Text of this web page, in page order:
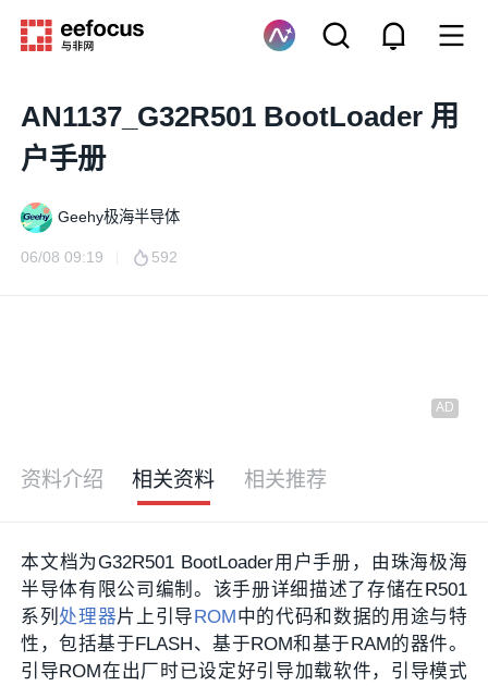
AN1137_G32R501 BootLoader 用
户手册
Geehy极海半导体
06/08 09:19 592
资料介绍 相关资料 相关推荐
本文档为G32R501 BootLoader用户手册，由珠海极海
半导体有限公司编制。该手册详细描述了存储在R501
系列 处理器片上引导ROM中的代码和数据的用途与特
性，包括基于FLASH、基于ROM和基于RAM的器件。
引导ROM在出厂时已设定好引导加载软件，引导模式